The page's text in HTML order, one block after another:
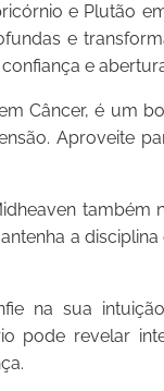
e Plutão
e
e
Câncer, é um
Aproveite
também
a
na sua
pode revelar